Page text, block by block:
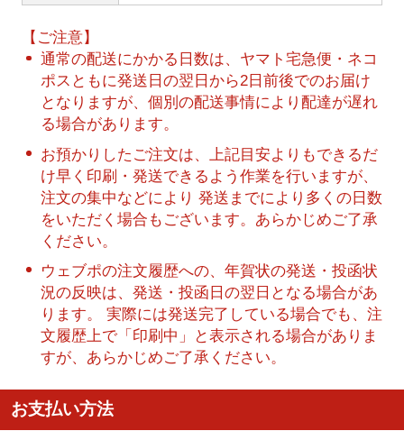
【ご注意】
通常の配送にかかる日数は、ヤマト宅急便・ネコ
ポスともに発送日の翌日から2日前後でのお届け
となりますが、個別の配送事情により配達が遅れ
る場合があります。
お預かりしたご注文は、上記目安よりもできるだ
け早く印刷・発送できるよう作業を行いますが、
注文の集中などにより 発送までにより多くの日数
をいただく場合もございます。あらかじめご了承
ください。
ウェブポの注文履歴への、年賀状の発送・投函状
況の反映は、発送・投函日の翌日となる場合があ
ります。 実際には発送完了している場合でも、注
文履歴上で「印刷中」と表示される場合がありま
すが、あらかじめご了承ください。
お支払い方法